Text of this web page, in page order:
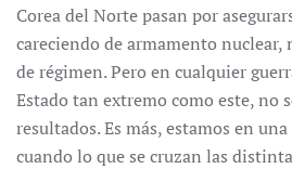
Corea del Norte pasan por
careciendo de armamento nuclear,
de régimen. Pero en cualquier
Estado tan extremo como este, no
resultados. Es más, estamos en
cuando lo que se cruzan las